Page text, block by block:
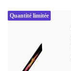
Quantité limitée